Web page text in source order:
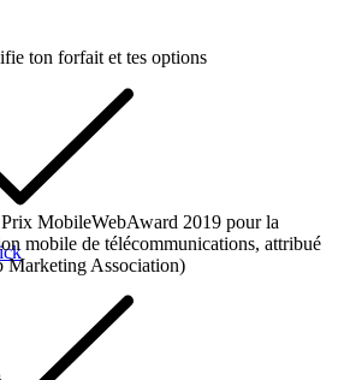
ton forfait et tes options
Prix MobileWebAward 2019 pour la
mobile de télécommunications, attribué
Marketing Association)